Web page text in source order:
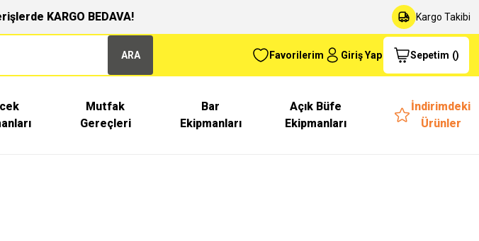
KARGO BEDAVA! Kargo Takibi
ARA Favorilerim Giriş Yap Sepetim ()
Mutfak
Gereçleri
Bar
Ekipmanları
Açık Büfe
Ekipmanları
İndirimdeki
Ürünler